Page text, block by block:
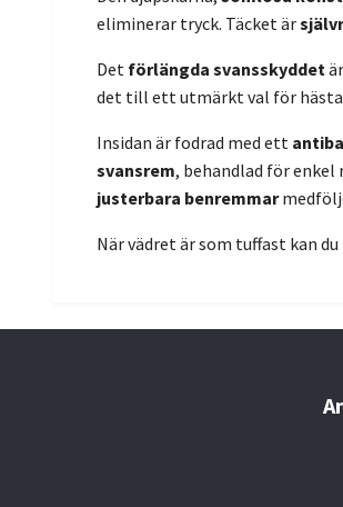
eliminerar tryck. Täcket är
Det förlängda svansskyddet
det till ett utmärkt val för
Insidan är fodrad med ett
svansrem, behandlad för
justerbara benremmar
När vädret är som tuffast kan